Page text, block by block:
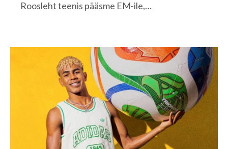
Roosleht teenis pääsme EM-ile,…